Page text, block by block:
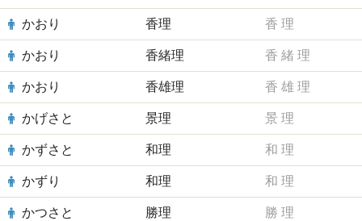
かおり 香理 香 理
かおり 香緒理 香 緒 理
かおり 香雄理 香 雄 理
かげさと 景理 景 理
かずさと 和理 和 理
かずり 和理 和 理
かつさと 勝理 勝 理